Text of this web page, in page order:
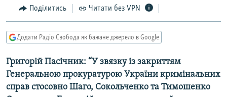
СПЕЦПРОЄКТИ
КРИМ РЕАЛІЇ
РУС
Поділитись Читати без VPN
Додати Радіо Свобода як бажане джерело в Google
Григорій Пасічник: “У звязку із закриттям
Генеральною прокуратурою України кримінальних
справ стосовно Шаго, Сокольченко та Тимошенко